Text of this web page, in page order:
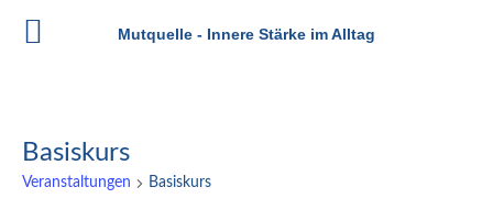
Basiskurs
Veranstaltungen Basiskurs
Mutquelle - Innere Stärke im Alltag